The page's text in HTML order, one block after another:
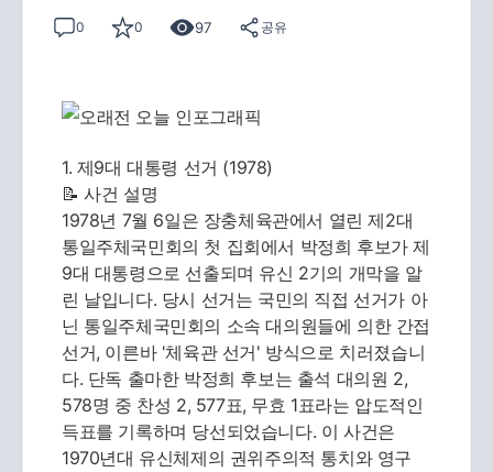
0 0 97 공유
1. 제9대 대통령 선거 (1978)
📝 사건 설명
1978년 7월 6일은 장충체육관에서 열린 제2대
통일주체국민회의 첫 집회에서 박정희 후보가 제
9대 대통령으로 선출되며 유신 2기의 개막을 알
린 날입니다. 당시 선거는 국민의 직접 선거가 아
닌 통일주체국민회의 소속 대의원들에 의한 간접
선거, 이른바 '체육관 선거' 방식으로 치러졌습니
다. 단독 출마한 박정희 후보는 출석 대의원 2,
578명 중 찬성 2, 577표, 무효 1표라는 압도적인
득표를 기록하며 당선되었습니다. 이 사건은
1970년대 유신체제의 권위주의적 통치와 영구